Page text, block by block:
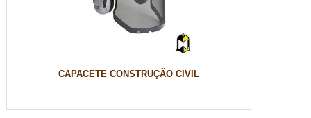
CAPACETE CONSTRUÇÃO CIVIL